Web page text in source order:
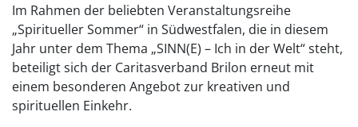
Im Rahmen der beliebten Veranstaltungsreihe
„Spiritueller Sommer“ in Südwestfalen, die in diesem
Jahr unter dem Thema „SINN(E) – Ich in der Welt“ steht,
beteiligt sich der Caritasverband Brilon erneut mit
einem besonderen Angebot zur kreativen und
spirituellen Einkehr.